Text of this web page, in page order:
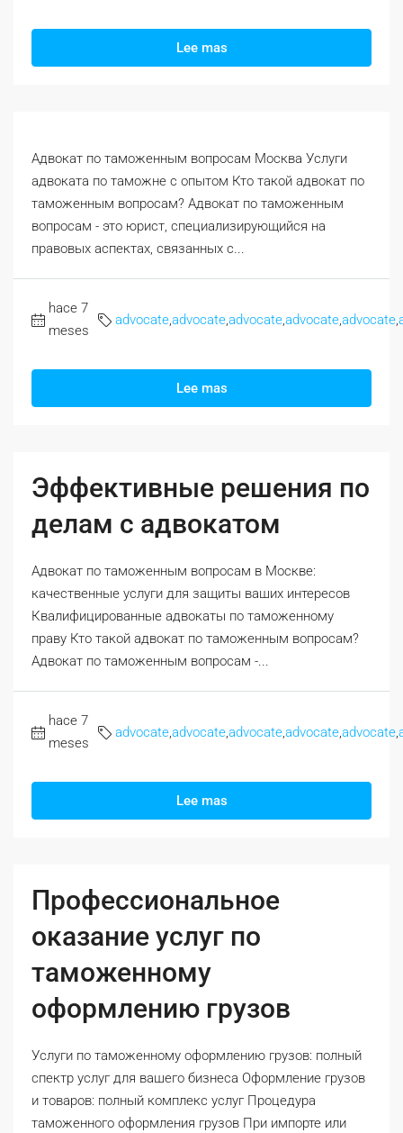
Lee mas
Адвокат по таможенным вопросам Москва Услуги
адвоката по таможне с опытом Кто такой адвокат по
таможенным вопросам? Адвокат по таможенным
вопросам - это юрист, специализирующийся на
правовых аспектах, связанных с...
hace 7
meses
advocateadvocateadvocateadvocateadvocate
Lee mas
Эффективные решения по
делам с адвокатом
Адвокат по таможенным вопросам в Москве:
качественные услуги для защиты ваших интересов
Квалифицированные адвокаты по таможенному
праву Кто такой адвокат по таможенным вопросам?
Адвокат по таможенным вопросам -...
hace 7
meses
advocateadvocateadvocateadvocateadvocate
Lee mas
Профессиональное
оказание услуг по
таможенному
оформлению грузов
Услуги по таможенному оформлению грузов: полный
спектр услуг для вашего бизнеса Оформление грузов
и товаров: полный комплекс услуг Процедура
таможенного оформления грузов При импорте или